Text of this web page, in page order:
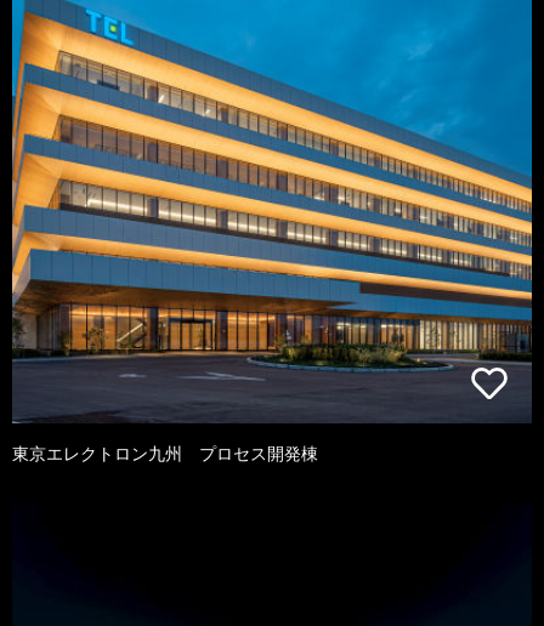
東京エレクトロン九州 プロセス開発棟